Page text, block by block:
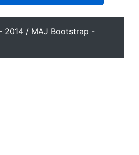
2014 / MAJ Bootstrap -